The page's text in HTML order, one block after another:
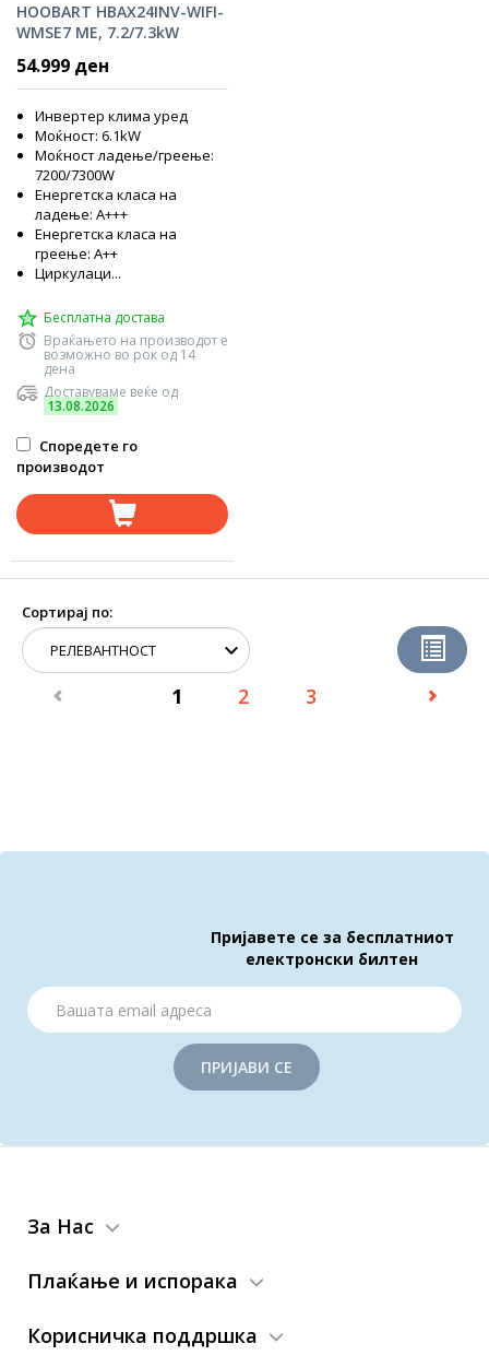
HOOBART HBAX24INV-WIFI-
WMSE7 ME, 7.2/7.3kW
54.999 ден
Инвертер клима уред
Моќност: 6.1kW
Моќност ладење/греење:
7200/7300W
Енергетска класа на
ладење: A+++
Енергетска класа на
греење: A++
Циркулаци...
Бесплатна достава
Враќањето на производот е
возможно во рок од 14
дена
Доставуваме веќе од
13.08.2026
Споредете го
производот
Сортирај по:
1 2 3
Пријавете се за бесплатниот
електронски билтен
ПРИЈАВИ СЕ
За Нас
Плаќање и испорака
Корисничка поддршка